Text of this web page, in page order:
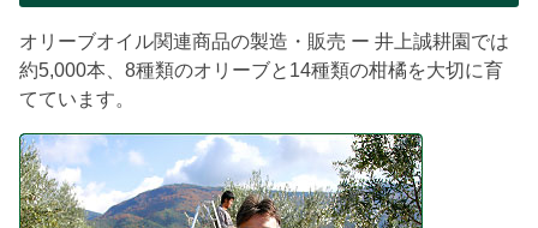
オリーブオイル関連商品の製造・販売 ー 井上誠耕園では
約5,000本、8種類のオリーブと14種類の柑橘を大切に育
てています。